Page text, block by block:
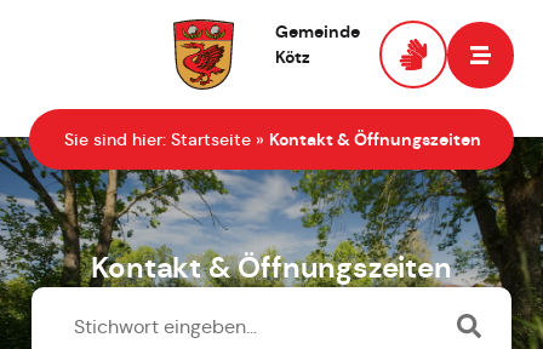
Gemeinde
Kötz
Sie sind hier: Startseite » Kontakt & Öffnungszeiten
Kontakt & Öffnungszeiten